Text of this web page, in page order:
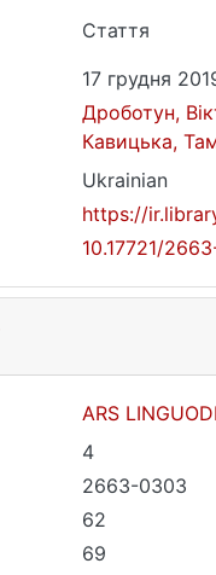
Стаття
17 грудня
Дроботун,
Кавицька,
Ukrainian
https://
10.17721/
ARS
4
2663-0303
62
69